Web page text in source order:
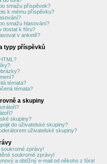
smažu příspěvek?
k mému příspěvku?
smažu hlasování?
dostat k fóru?
v anketě?
typy příspěvků
témata?
témata?
a skupiny
skupiny?
do uživatelské skupiny?
uživatelské skupiny?
zprávy!
soukromé zprávy!
a obtížný e-mail od někoho z fóra!